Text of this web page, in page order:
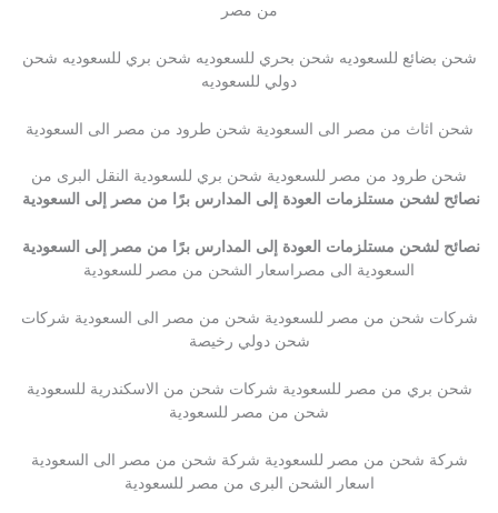
من مصر
شحن بضائع للسعوديه شحن بحري للسعوديه شحن بري للسعوديه شحن
دولي للسعوديه
شحن اثاث من مصر الى السعودية شحن طرود من مصر الى السعودية
شحن طرود من مصر للسعودية شحن بري للسعودية النقل البرى من
نصائح لشحن مستلزمات العودة إلى المدارس برًا من مصر إلى السعودية
نصائح لشحن مستلزمات العودة إلى المدارس برًا من مصر إلى السعودية
السعودية الى مصراسعار الشحن من مصر للسعودية
شركات شحن من مصر للسعودية شحن من مصر الى السعودية شركات
شحن دولي رخيصة
شحن بري من مصر للسعودية شركات شحن من الاسكندرية للسعودية
شحن من مصر للسعودية
شركة شحن من مصر للسعودية شركة شحن من مصر الى السعودية
اسعار الشحن البرى من مصر للسعودية